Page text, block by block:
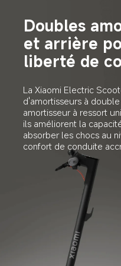
Doubles
et arrière
liberté de
La Xiaomi Electric
d'amortisseurs à
amortisseur à ressort
ils améliorent la
absorber les chocs au
confort de conduite